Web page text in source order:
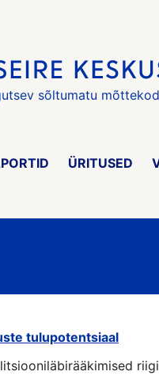
sõltumatu
ÜRITUSED
tulupotentsiaal